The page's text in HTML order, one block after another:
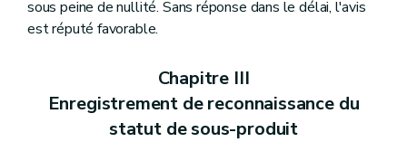
sous peine de nullité. Sans réponse dans le délai, l'avis
est réputé favorable.
Chapitre III
Enregistrement de reconnaissance du
statut de sous-produit